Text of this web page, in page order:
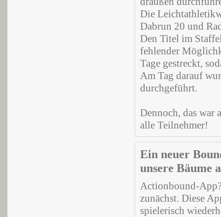
Die
Dabrun 20 und
Den Titel im
fehlender
Tage gestreckt,
Am Tag darauf
durchgeführt.
Dennoch, das war
alle Teilnehmer!
Ein neuer
unsere Bäume
Actionbound-App?
zunächst. Diese
spielerisch